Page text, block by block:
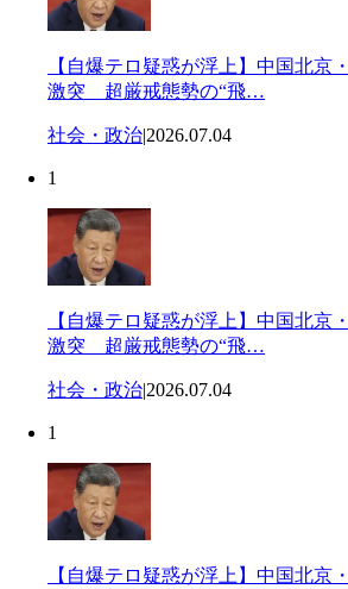
【自爆テロ疑惑が浮上】中国北京
激突 超厳戒態勢の“飛…
社会・政治|2026.07.04
1
【自爆テロ疑惑が浮上】中国北京
激突 超厳戒態勢の“飛…
社会・政治|2026.07.04
1
【自爆テロ疑惑が浮上】中国北京